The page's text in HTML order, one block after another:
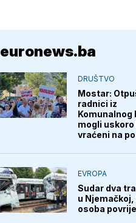
euronews.ba
DRUŠTVO
Mostar:
radnici iz
Komunalnog
mogli uskoro
vraćeni na
EVROPA
Sudar dva
u Njemačkoj,
osoba